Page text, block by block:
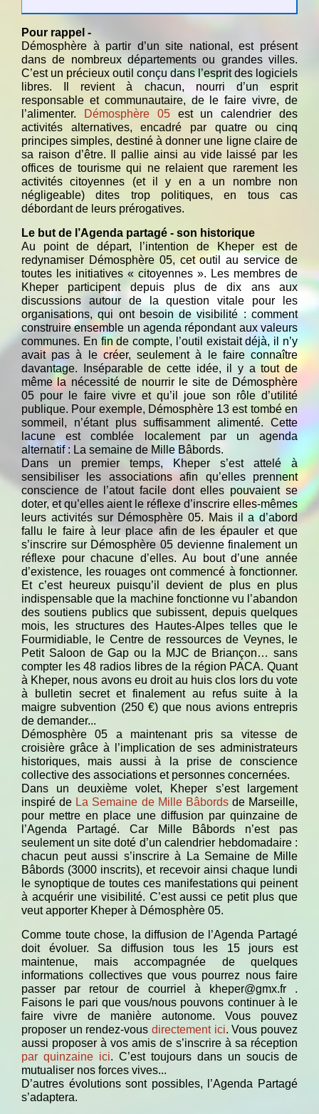
Pour rappel -
Démosphère à partir d’un site national, est présent
dans de nombreux départements ou grandes villes.
C’est un précieux outil conçu dans l’esprit des logiciels
libres. Il revient à chacun, nourri d’un esprit
responsable et communautaire, de le faire vivre, de
l’alimenter.
Démosphère 05est un calendrier des
activités alternatives, encadré par quatre ou cinq
principes simples, destiné à donner une ligne claire de
sa raison d’être. Il pallie ainsi au vide laissé par les
offices de tourisme qui ne relaient que rarement les
activités citoyennes (et il y en a un nombre non
négligeable) dites trop politiques, en tous cas
débordant de leurs prérogatives.
Le but de l’Agenda partagé - son historique
Au point de départ, l’intention de Kheper est de
redynamiser Démosphère 05, cet outil au service de
toutes les initiatives « citoyennes ». Les membres de
Kheper participent depuis plus de dix ans aux
discussions autour de la question vitale pour les
organisations, qui ont besoin de visibilité : comment
construire ensemble un agenda répondant aux valeurs
communes. En fin de compte, l’outil existait déjà, il n’y
avait pas à le créer, seulement à le faire connaître
davantage. Inséparable de cette idée, il y a tout de
même la nécessité de nourrir le site de Démosphère
05 pour le faire vivre et qu’il joue son rôle d’utilité
publique. Pour exemple, Démosphère 13 est tombé en
sommeil, n’étant plus suffisamment alimenté. Cette
lacune est comblée localement par un agenda
alternatif : La semaine de Mille Bâbords.
Dans un premier temps, Kheper s’est attelé à
sensibiliser les associations afin qu’elles prennent
conscience de l’atout facile dont elles pouvaient se
doter, et qu’elles aient le réflexe d’inscrire elles-mêmes
leurs activités sur Démosphère 05. Mais il a d’abord
fallu le faire à leur place afin de les épauler et que
s’inscrire sur Démosphère 05 devienne finalement un
réflexe pour chacune d’elles. Au bout d’une année
d’existence, les rouages ont commencé à fonctionner.
Et c’est heureux puisqu’il devient de plus en plus
indispensable que la machine fonctionne vu l’abandon
des soutiens publics que subissent, depuis quelques
mois, les structures des Hautes-Alpes telles que le
Fourmidiable, le Centre de ressources de Veynes, le
Petit Saloon de Gap ou la MJC de Briançon… sans
compter les 48 radios libres de la région PACA. Quant
à Kheper, nous avons eu droit au huis clos lors du vote
à bulletin secret et finalement au refus suite à la
maigre subvention (250 €) que nous avions entrepris
de demander...
Démosphère 05 a maintenant pris sa vitesse de
croisière grâce à l’implication de ses administrateurs
historiques, mais aussi à la prise de conscience
collective des associations et personnes concernées.
Dans un deuxième volet, Kheper s’est largement
inspiré de La Semaine de Mille Bâbordsde Marseille,
pour mettre en place une diffusion par quinzaine de
l’Agenda Partagé. Car Mille Bâbords n’est pas
seulement un site doté d’un calendrier hebdomadaire :
chacun peut aussi s’inscrire à La Semaine de Mille
Bâbords (3000 inscrits), et recevoir ainsi chaque lundi
le synoptique de toutes ces manifestations qui peinent
à acquérir une visibilité. C’est aussi ce petit plus que
veut apporter Kheper à Démosphère 05.
Comme toute chose, la diffusion de l’Agenda Partagé
doit évoluer. Sa diffusion tous les 15 jours est
maintenue, mais accompagnée de quelques
informations collectives que vous pourrez nous faire
passer par retour de courriel à kheper@gmx.fr .
Faisons le pari que vous/nous pouvons continuer à le
faire vivre de manière autonome. Vous pouvez
proposer un rendez-vous directement ici. Vous pouvez
aussi proposer à vos amis de s’inscrire à sa réception
par quinzaine ici. C’est toujours dans un soucis de
mutualiser nos forces vives...
D’autres évolutions sont possibles, l’Agenda Partagé
s’adaptera.